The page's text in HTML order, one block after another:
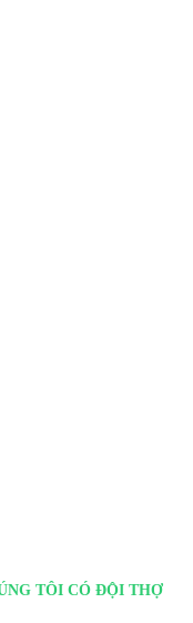
TÔI CÓ ĐỘI THỢ